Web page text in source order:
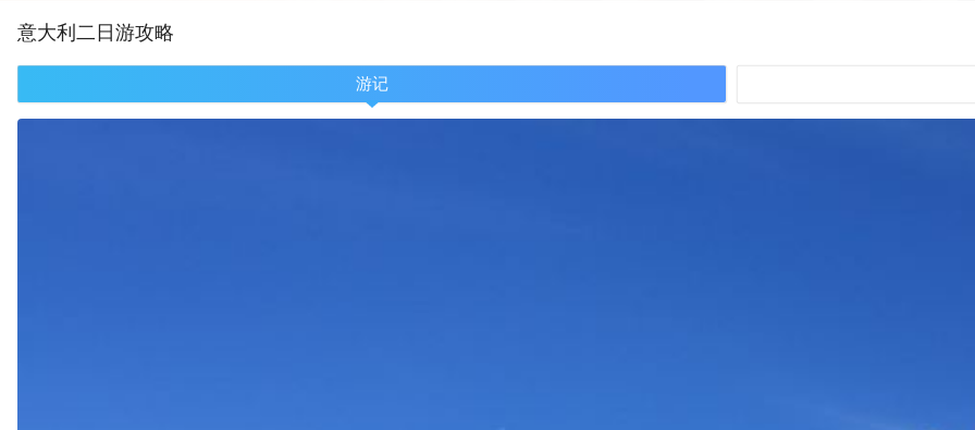
意大利 二 日游攻略
游记